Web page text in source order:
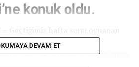
konuk oldu.
iki gün süren
ve bir üst tura yükselme başarısı
DEVAM ET